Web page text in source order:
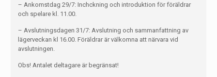
– Ankomstdag 29/7: Inchckning och introduktion för föräldrar
och spelare kl. 11.00.
– Avslutningsdagen 31/7: Avslutning och sammanfattning av
lägerveckan kl 16.00. Föräldrar är välkomna att närvara vid
avslutningen.
Obs! Antalet deltagare är begränsat!